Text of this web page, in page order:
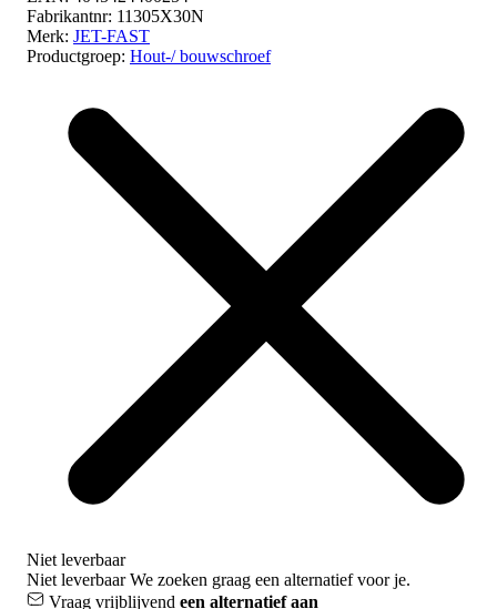
Fabrikantnr: 11305X30N
Merk: JET-FAST
Productgroep: Hout-/ bouwschroef
Niet leverbaar
Niet leverbaarWe zoeken graag een alternatief voor je.
Vraag vrijblijvend een alternatief aan